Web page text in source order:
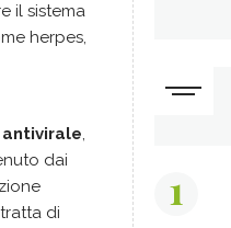
il sistema
herpes,
,
dai
di
1